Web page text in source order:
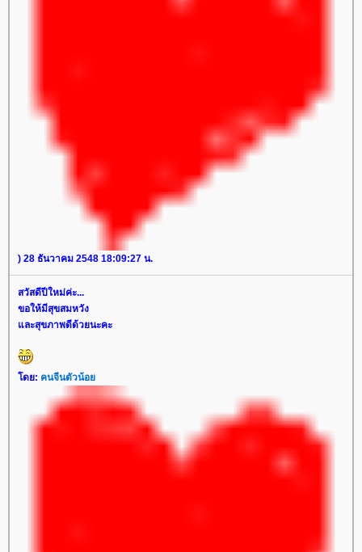
) 28 ธันวาคม 2548 18:09:27 น.
สวัสดีปีใหม่ค่ะ...
ขอให้มีสุขสมหวัง
ละสุขภาพดีด้วยนะคะ
ดย: คนจีนตัวน้อ